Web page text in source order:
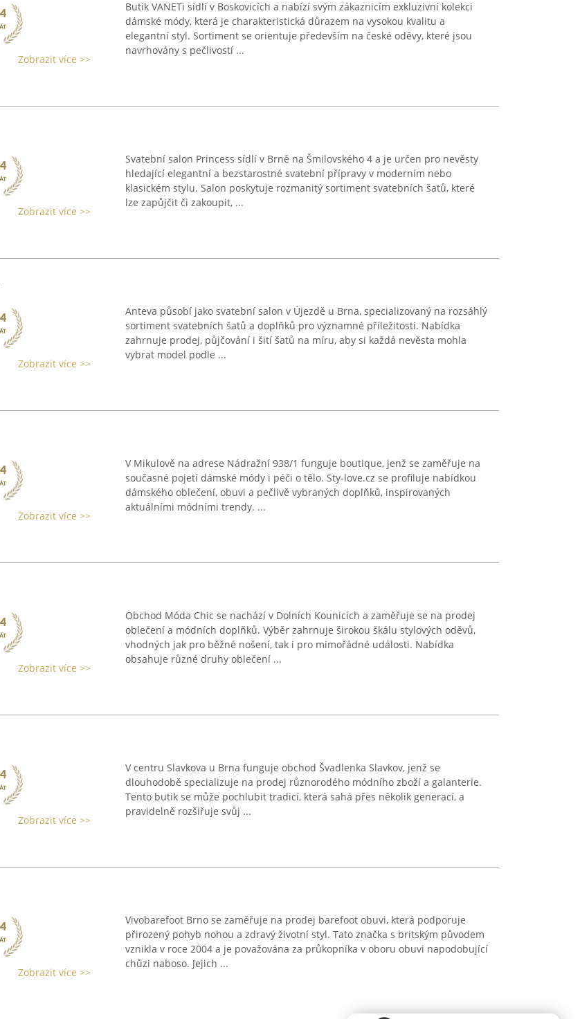
Zobrazit více >>
Butik VANETi sídlí v Boskovicích a nabízí svým zákaznicím exkluzivní kolekci
dámské módy, která je charakteristická důrazem na vysokou kvalitu a
elegantní styl. Sortiment se orientuje především na české oděvy, které jsou
navrhovány s pečlivostí ...
Zobrazit více >>
Svatební salon Princess sídlí v Brně na Šmilovského 4 a je určen pro nevěsty
hledající elegantní a bezstarostné svatební přípravy v moderním nebo
klasickém stylu. Salon poskytuje rozmanitý sortiment svatebních šatů, které
lze zapůjčit či zakoupit, ...
Zobrazit více >>
Anteva působí jako svatební salon v Újezdě u Brna, specializovaný na rozsáhlý
sortiment svatebních šatů a doplňků pro významné příležitosti. Nabídka
zahrnuje prodej, půjčování i šití šatů na míru, aby si každá nevěsta mohla
vybrat model podle ...
Zobrazit více >>
V Mikulově na adrese Nádražní 938/1 funguje boutique, jenž se zaměřuje na
současné pojetí dámské módy i péči o tělo. Sty-love.cz se profiluje nabídkou
dámského oblečení, obuvi a pečlivě vybraných doplňků, inspirovaných
aktuálními módními trendy. ...
Zobrazit více >>
Obchod Móda Chic se nachází v Dolních Kounicích a zaměřuje se na prodej
oblečení a módních doplňků. Výběr zahrnuje širokou škálu stylových oděvů,
vhodných jak pro běžné nošení, tak i pro mimořádné události. Nabídka
obsahuje různé druhy oblečení ...
Zobrazit více >>
V centru Slavkova u Brna funguje obchod Švadlenka Slavkov, jenž se
dlouhodobě specializuje na prodej různorodého módního zboží a galanterie.
Tento butik se může pochlubit tradicí, která sahá přes několik generací, a
pravidelně rozšiřuje svůj ...
Zobrazit více >>
Vivobarefoot Brno se zaměřuje na prodej barefoot obuvi, která podporuje
přirozený pohyb nohou a zdravý životní styl. Tato značka s britským původem
vznikla v roce 2004 a je považována za průkopníka v oboru obuvi napodobující
chůzi naboso. Jejich ...